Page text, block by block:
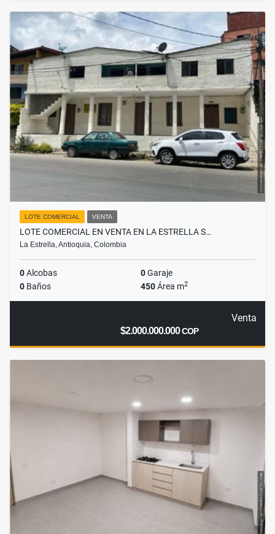
LOTE COMERCIAL VENTA
LOTE COMERCIAL EN VENTA EN LA ESTRELLA S…
La Estrella, Antioquia, Colombia
0Alcobas 0Garaje
0 Baños 450Área m2
Venta
$2.000.000.000COP